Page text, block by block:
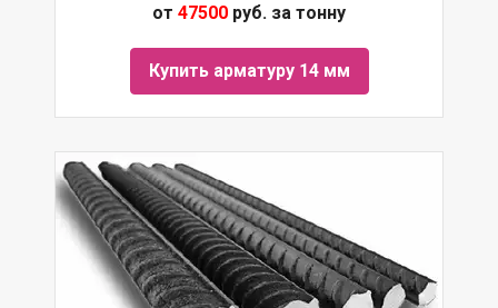
от 47500 руб. за тонну
Купить арматуру 14 мм